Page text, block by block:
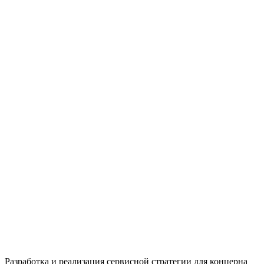
Разработка и реализация сервисной стратегии для концерна